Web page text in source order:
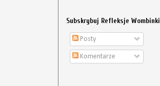
Subskrybuj Refleksje Wombinki
Posty
Komentarze